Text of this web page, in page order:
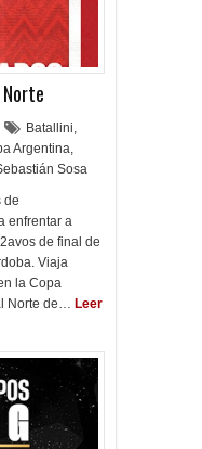
Batallini,
Argentina,
Sosa
de
enfrentar a
de final de
Viaja
la Copa
Norte de… Leer